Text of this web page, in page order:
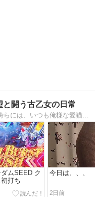
闘う古乙女の日常
ダムSEED ク
打ち
今日は、、、
2日前